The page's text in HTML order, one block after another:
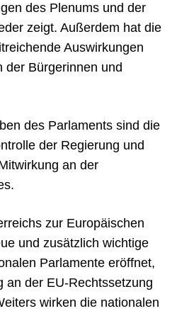
des Plenums und der
zeigt. Außerdem hat die
Auswirkungen
der Bürgerinnen und
des Parlaments sind die
der Regierung und
an der
zur Europäischen
und zusätzlich wichtige
Parlamente eröffnet,
an der EU-Rechtssetzung
wirken die nationalen